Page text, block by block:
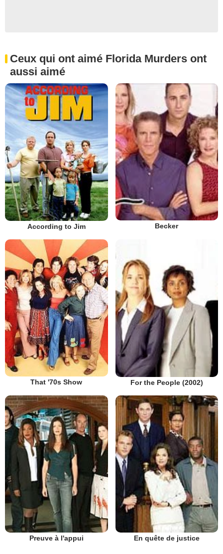
Ceux qui ont aimé Florida Murders ont
aussi aimé
According to Jim Becker
That '70s Show For the People (2002)
Preuve à l'appui En quête de justice